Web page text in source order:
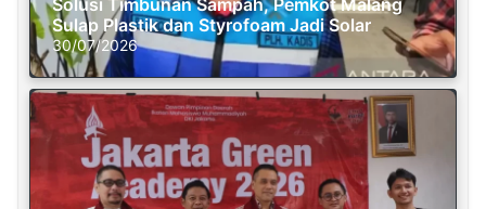
Solusi Timbunan Sampah, Pemkot Malang
Sulap Plastik dan Styrofoam Jadi Solar
30/07/2026